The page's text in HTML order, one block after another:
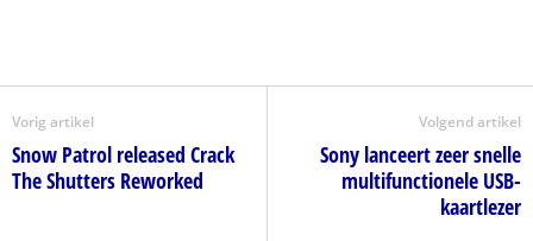
Vorig artikel
Snow Patrol released Crack
The Shutters Reworked
Volgend artikel
Sony lanceert zeer snelle
multifunctionele USB-
kaartlezer